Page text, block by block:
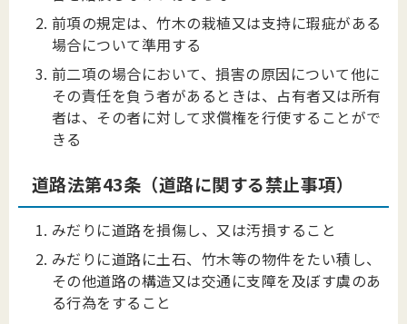
前項の規定は、竹木の栽植又は支持に瑕疵がある
場合について準用する
前二項の場合において、損害の原因について他に
その責任を負う者があるときは、占有者又は所有
者は、その者に対して求償権を行使することがで
きる
道路法第43条（道路に関する禁止事項）
みだりに道路を損傷し、又は汚損すること
みだりに道路に土石、竹木等の物件をたい積し、
その他道路の構造又は交通に支障を及ぼす虞のあ
る行為をすること